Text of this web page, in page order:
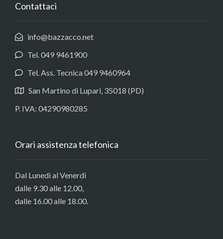
Contattaci
info@bazzacco.net
Tel. 049 9461900
Tel. Ass. Tecnica 049 9460964
San Martino di Lupari, 35018 (PD)
P. IVA: 04290980285
Orari assistenza telefonica
Dal Lunedì al Venerdì
dalle 9.30 alle 12.00,
dalle 16.00 alle 18.00.